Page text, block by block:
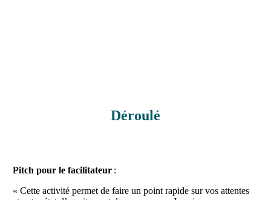
Déroulé
Pitch pour le facilitateur :
«Cette activité permet de faire un point rapide sur vos attentes